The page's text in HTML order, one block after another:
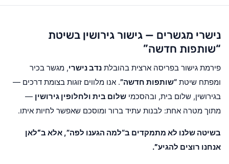
נישרי מגשרים — גישור גירושין בשיטת
“שותפות חדשה”
פירמת גישור בפריסה ארצית בהובלת נדב נישרי, מגשר בכיר
ומפתח שיטת “שותפות חדשה”. אנו מלווים זוגות בצומת דרכים —
בגירושין, שלום בית, ובהסכמי שלום בית ולחלופין גירושין —
מתוך מטרה אחת: לבנות עתיד ברור ומוסכם שאפשר לחיות איתו.
בשיטה שלנו לא מתמקדים ב“למה הגענו לפה”, אלא ב“לאן
אנחנו רוצים להגיע”.